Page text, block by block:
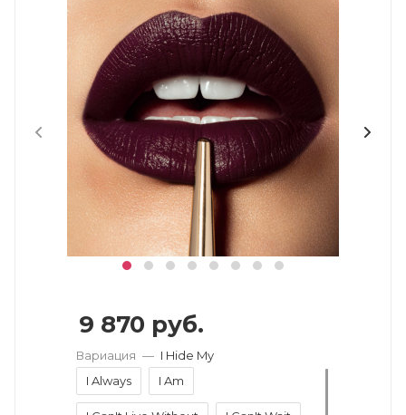
9 870 руб.
Вариация — I Hide My
I Always
I Am